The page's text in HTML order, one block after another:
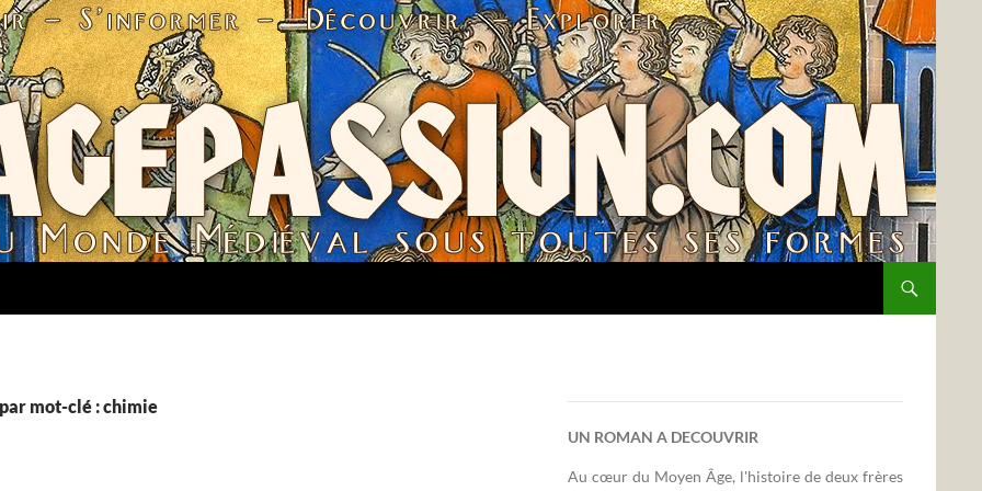
mot-clé : chimie
UN ROMAN A DECOUVRIR
Au cœur du Moyen Âge, l'histoire de deux frères